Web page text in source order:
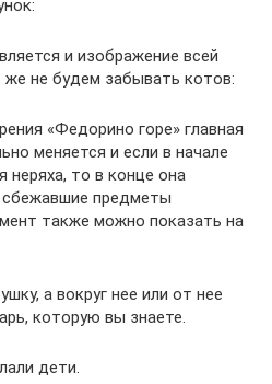
и изображение всей
же не будем забывать котов:
«Федорино горе» главная
меняется и если в начале
неряха, то в конце она
сбежавшие предметы
также можно показать на
а вокруг нее или от нее
которую вы знаете.
дети.